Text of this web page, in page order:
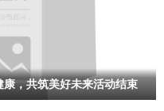
，共筑美好未来活动结束